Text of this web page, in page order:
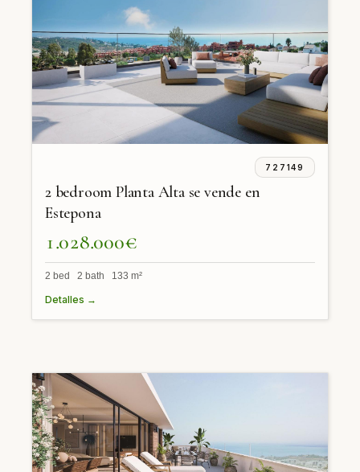
727149
2 bedroom Planta Alta se vende en
Estepona
1.028.000€
2 bed 2 bath 133 m²
Detalles →